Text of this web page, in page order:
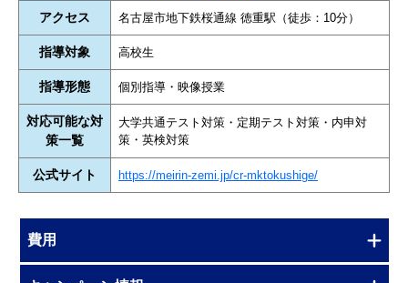
アクセス 名古屋市地下鉄桜通線 徳重駅（徒歩：10分）
指導対象 高校生
指導形態 個別指導・映像授業
対応可能な対
策一覧
大学共通テスト対策・定期テスト対策・内申対
策・英検対策
公式サイト https://meirin-zemi.jp/cr-mktokushige/
費用